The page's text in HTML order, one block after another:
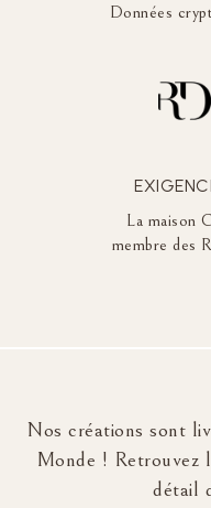
Données
La maison
membre des
Nos créations sont
Monde ! Retrouvez
détail